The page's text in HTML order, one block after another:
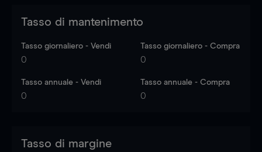
Tasso di mantenimento
Tasso giornaliero - Vendi
0
Tasso giornaliero - Compra
0
Tasso annuale - Vendi
0
Tasso annuale - Compra
0
Tasso di margine